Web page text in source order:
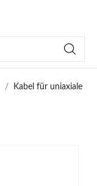
Kabel für uniaxiale